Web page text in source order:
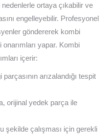
ortaya çıkabilir ve
engelleyebilir. Profesyonel
göndererek kombi
onarımları yapar. Kombi
içerir:
arızalandığı tespit
orijinal yedek parça ile
şekilde çalışması için gerekli